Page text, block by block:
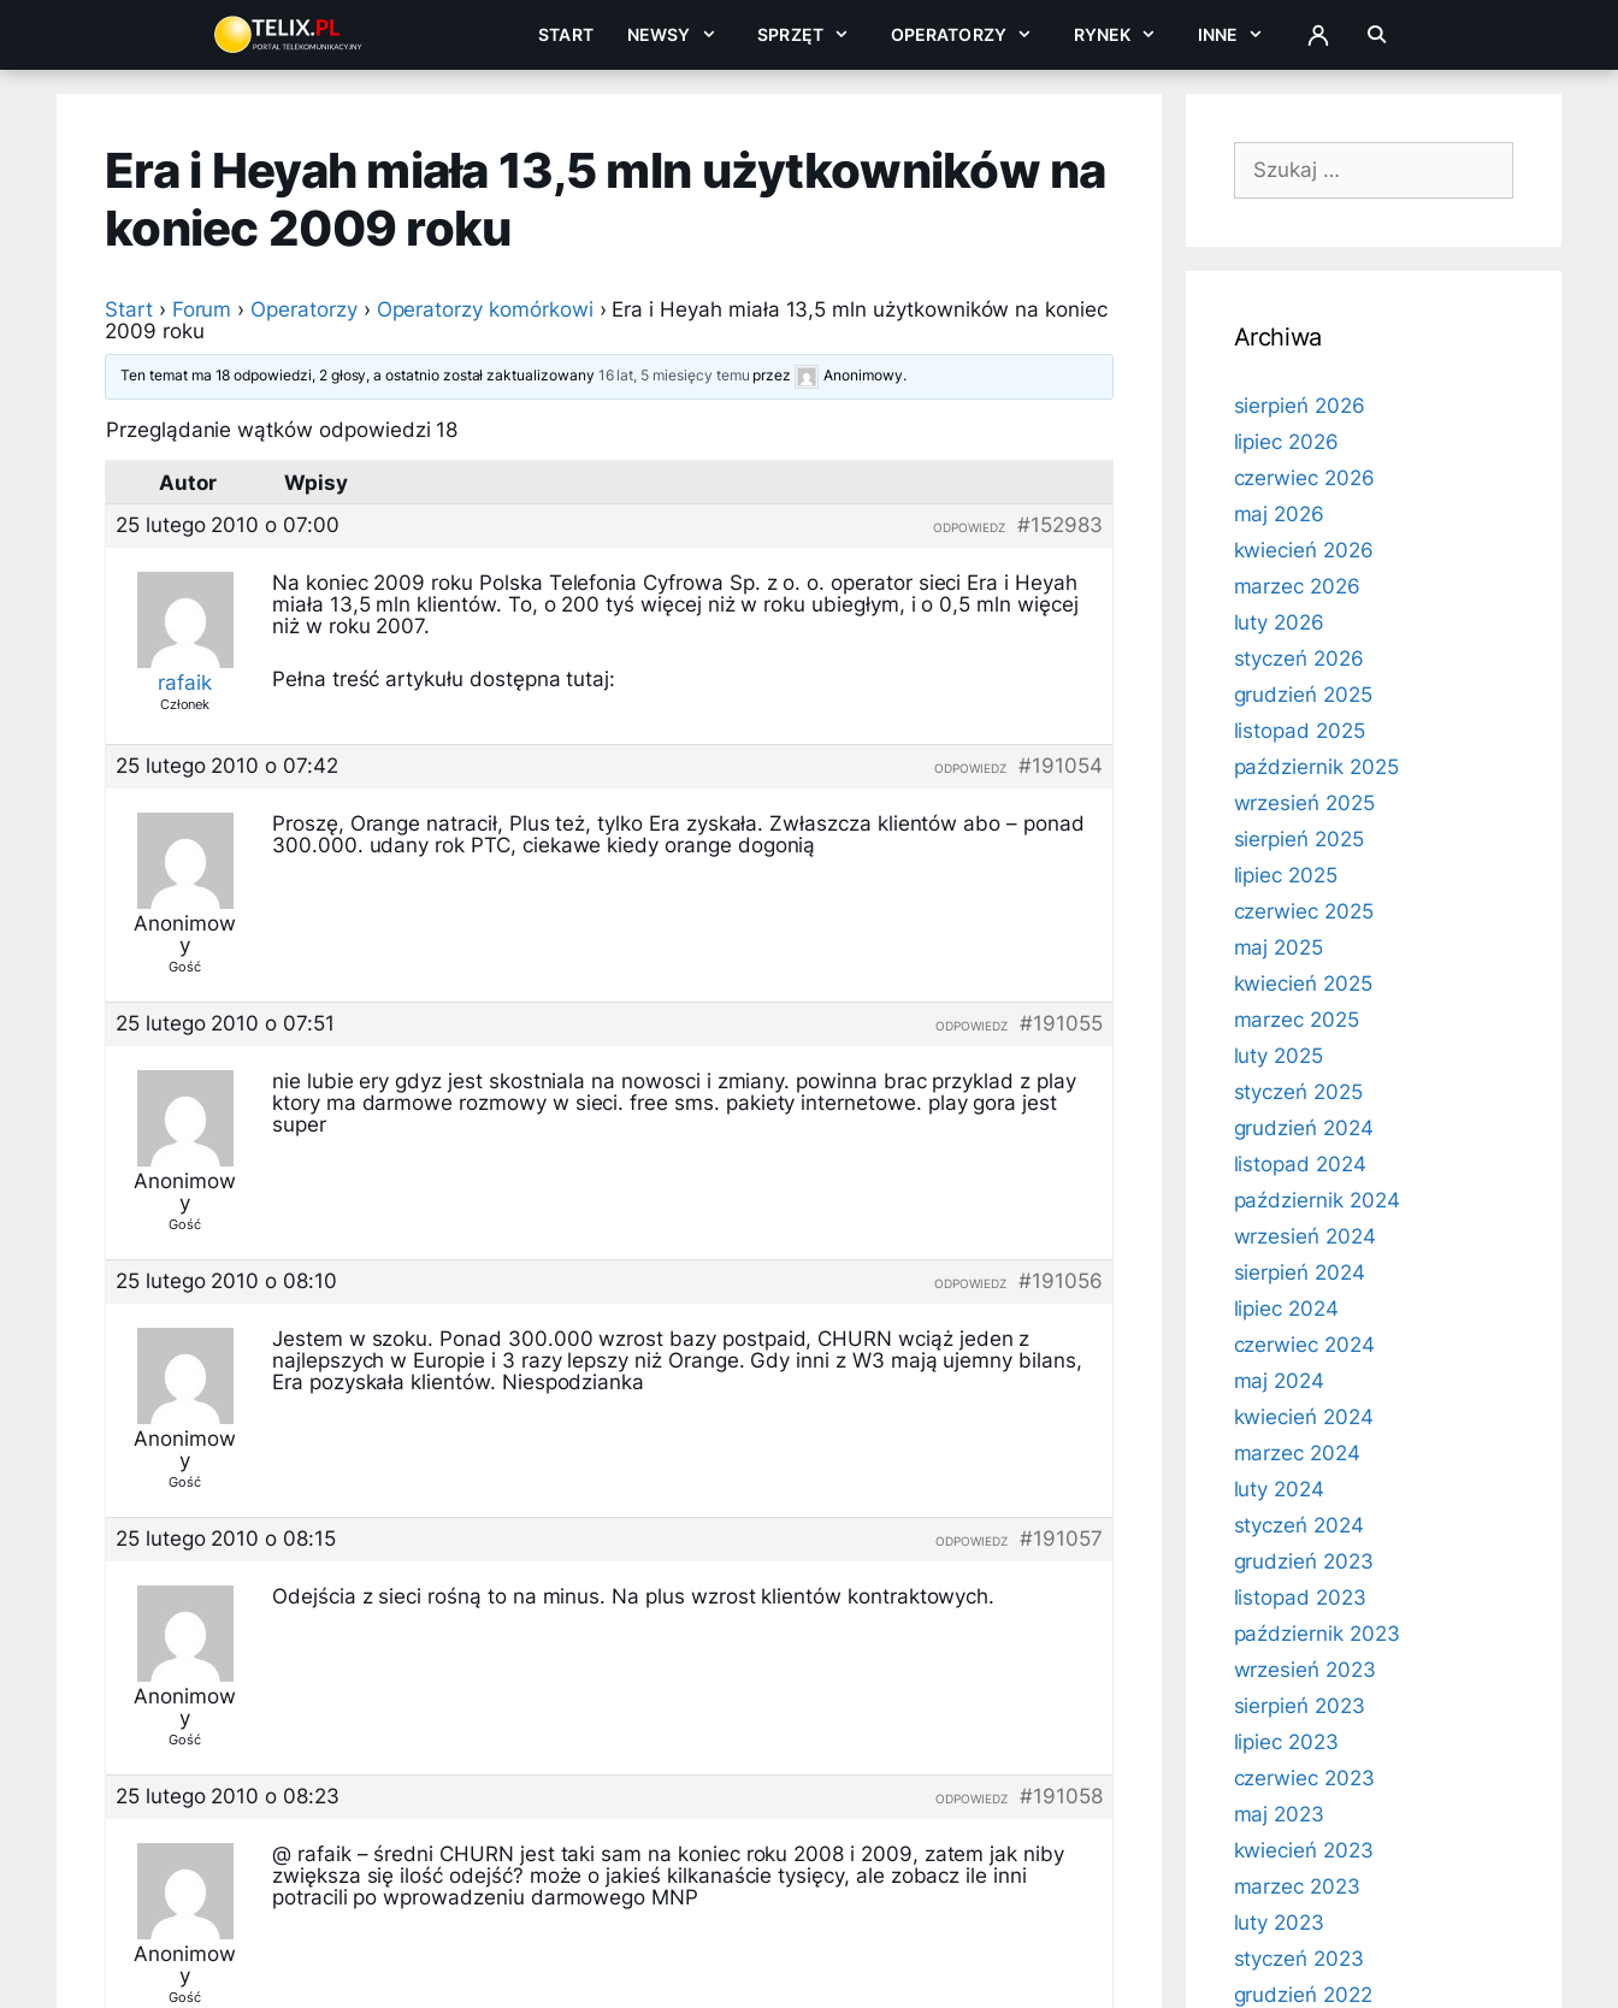
treści
START NEWSY SPRZĘT OPERATORZY RYNEK INNE ZALOGUJ
Era i Heyah miała 13,5 mln użytkowników na
koniec 2009 roku
Start › Forum › Operatorzy › Operatorzy komórkowi › Era i Heyah miała 13,5 mln użytkowników na koniec
2009 roku
Ten temat ma 18 odpowiedzi, 2 głosy, a ostatnio został zaktualizowany 16 lat, 5 miesięcy temu przez Anonimowy.
Przeglądanie wątków odpowiedzi 18
Autor
Wpisy
25 lutego 2010 o 07:00
#152983
ODPOWIEDZ
rafaik
Członek
Na koniec 2009 roku Polska Telefonia Cyfrowa Sp. z o. o. operator sieci Era i Heyah
miała 13,5 mln klientów. To, o 200 tyś więcej niż w roku ubiegłym, i o 0,5 mln więcej
niż w roku 2007.
Pełna treść artykułu dostępna tutaj:
25 lutego 2010 o 07:42 #191054
ODPOWIEDZ
Anonimow
y
Gość
Proszę, Orange natracił, Plus też, tylko Era zyskała. Zwłaszcza klientów abo – ponad
300.000. udany rok PTC, ciekawe kiedy orange dogonią
25 lutego 2010 o 07:51 #191055
ODPOWIEDZ
Anonimow
y
Gość
nie lubie ery gdyz jest skostniala na nowosci i zmiany. powinna brac przyklad z play
ktory ma darmowe rozmowy w sieci. free sms. pakiety internetowe. play gora jest
super
25 lutego 2010 o 08:10 #191056
ODPOWIEDZ
Anonimow
y
Gość
Jestem w szoku. Ponad 300.000 wzrost bazy postpaid, CHURN wciąż jeden z
najlepszych w Europie i 3 razy lepszy niż Orange. Gdy inni z W3 mają ujemny bilans,
Era pozyskała klientów. Niespodzianka
25 lutego 2010 o 08:15 #191057
ODPOWIEDZ
Anonimow
y
Gość
Odejścia z sieci rośną to na minus. Na plus wzrost klientów kontraktowych.
25 lutego 2010 o 08:23 #191058
ODPOWIEDZ
Anonimow
y
Gość
@ rafaik – średni CHURN jest taki sam na koniec roku 2008 i 2009, zatem jak niby
zwiększa się ilość odejść? może o jakieś kilkanaście tysięcy, ale zobacz ile inni
potracili po wprowadzeniu darmowego MNP
Szukaj:
Archiwa
sierpień 2026
lipiec 2026
czerwiec 2026
maj 2026
kwiecień 2026
marzec 2026
luty 2026
styczeń 2026
grudzień 2025
listopad 2025
październik 2025
wrzesień 2025
sierpień 2025
lipiec 2025
czerwiec 2025
maj 2025
kwiecień 2025
marzec 2025
luty 2025
styczeń 2025
grudzień 2024
listopad 2024
październik 2024
wrzesień 2024
sierpień 2024
lipiec 2024
czerwiec 2024
maj 2024
kwiecień 2024
marzec 2024
luty 2024
styczeń 2024
grudzień 2023
listopad 2023
październik 2023
wrzesień 2023
sierpień 2023
lipiec 2023
czerwiec 2023
maj 2023
kwiecień 2023
marzec 2023
luty 2023
styczeń 2023
grudzień 2022